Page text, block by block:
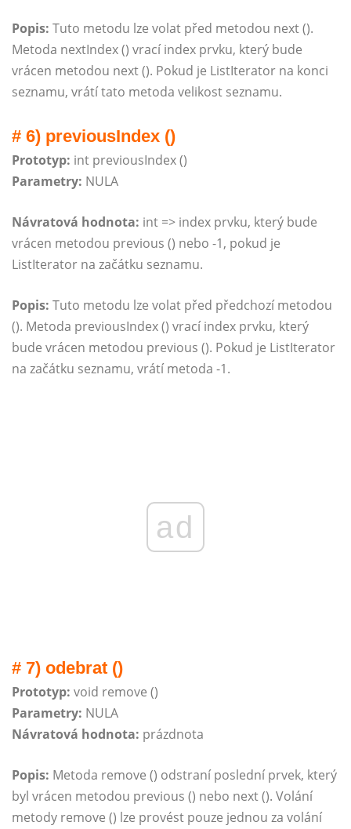
Popis: Tuto metodu lze volat před metodou next ().
Metoda nextIndex () vrací index prvku, který bude
vrácen metodou next (). Pokud je ListIterator na konci
seznamu, vrátí tato metoda velikost seznamu.
# 6) previousIndex ()
Prototyp: int previousIndex ()
Parametry: NULA
Návratová hodnota: int => index prvku, který bude
vrácen metodou previous () nebo -1, pokud je
ListIterator na začátku seznamu.
Popis: Tuto metodu lze volat před předchozí metodou
(). Metoda previousIndex () vrací index prvku, který
bude vrácen metodou previous (). Pokud je ListIterator
na začátku seznamu, vrátí metoda -1.
ad
# 7) odebrat ()
Prototyp: void remove ()
Parametry: NULA
Návratová hodnota: prázdnota
Popis: Metoda remove () odstraní poslední prvek, který
byl vrácen metodou previous () nebo next (). Volání
metody remove () lze provést pouze jednou za volání